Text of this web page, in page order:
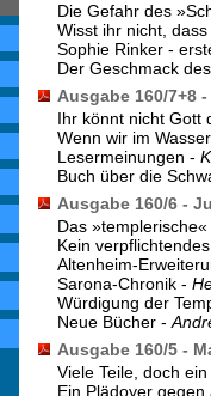
Die Gefahr des
Wisst ihr nicht,
Sophie Rinker -
Der Geschmack
Ausgabe 160/7+8
Ihr könnt nicht Gott
Wenn wir im
Lesermeinungen -
Buch über die
Ausgabe 160/6 -
Das
Kein
Altenheim-
Sarona-Chronik -
Würdigung der
Neue Bücher -
Ausgabe 160/5 -
Viele Teile, doch
Ein Plädoyer